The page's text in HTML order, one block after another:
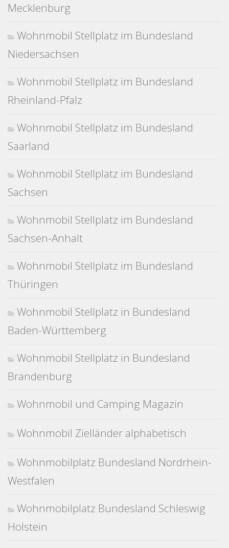
Mecklenburg
Wohnmobil Stellplatz im Bundesland
Niedersachsen
Wohnmobil Stellplatz im Bundesland
Rheinland-Pfalz
Wohnmobil Stellplatz im Bundesland
Saarland
Wohnmobil Stellplatz im Bundesland
Sachsen
Wohnmobil Stellplatz im Bundesland
Sachsen-Anhalt
Wohnmobil Stellplatz im Bundesland
Thüringen
Wohnmobil Stellplatz in Bundesland
Baden-Württemberg
Wohnmobil Stellplatz in Bundesland
Brandenburg
Wohnmobil und Camping Magazin
Wohnmobil Zielländer alphabetisch
Wohnmobilplatz Bundesland Nordrhein-
Westfalen
Wohnmobilplatz Bundesland Schleswig
Holstein